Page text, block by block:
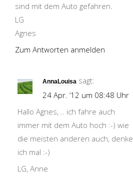
sind mit dem Auto gefahren.
LG
Agnes
Zum Antworten anmelden
AnnaLouisa sagt:
24 Apr. ’12 um 08:48 Uhr
Hallo Agnes, .. ich fahre auch
immer mit dem Auto hoch :-) wie
die meisten anderen auch, denke
ich mal :-)
LG, Anne